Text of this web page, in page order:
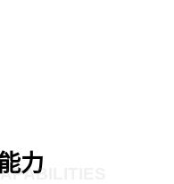
力